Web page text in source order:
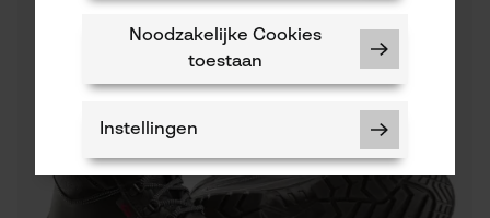
Noodzakelijke Cookies
toestaan
Instellingen